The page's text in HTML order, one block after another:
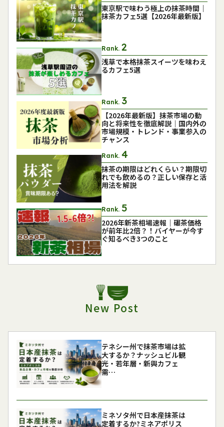
東京駅で味わう極上の抹茶時間｜
抹茶カフェ5選【2026年最新版】
Rank.
浅草で本格抹茶スイーツを味わえ
るカフェ5選
Rank.
【2026年最新版】抹茶市場の動
向と将来性を徹底解説｜国内外の
市場規模・トレンド・事業参入の
チャンス
Rank.
抹茶の期限はどれくらい？期限切
れでも飲めるの？正しい保存と活
用法を解説
Rank.
2026年新茶相場速報｜碾茶価格
が前年比2倍？！バイヤーが今す
ぐ知るべき3つのこと
New Post
テネシー州で抹茶市場は拡
大するか？ナッシュビル観
光・若年層・新興カフェ
需…
ミネソタ州で日本産抹茶は
定着するか?ミネアポリス